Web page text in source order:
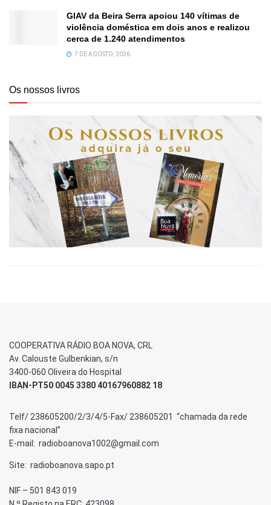
GIAV da Beira Serra apoiou 140 vítimas de
violência doméstica em dois anos e realizou
cerca de 1.240 atendimentos
7 DE AGOSTO, 2026
Os nossos livros
COOPERATIVA RÁDIO BOA NOVA, CRL
Av. Calouste Gulbenkian, s/n
3400-060 Oliveira do Hospital
IBAN-PT50 0045 3380 40167960882 18
Telf/ 238605200/2/3/4/5-Fax/ 238605201 “chamada da rede
fixa nacional”
E-mail: radioboanova1002@gmail.com
Site: radioboanova.sapo.pt
NIF – 501 843 019